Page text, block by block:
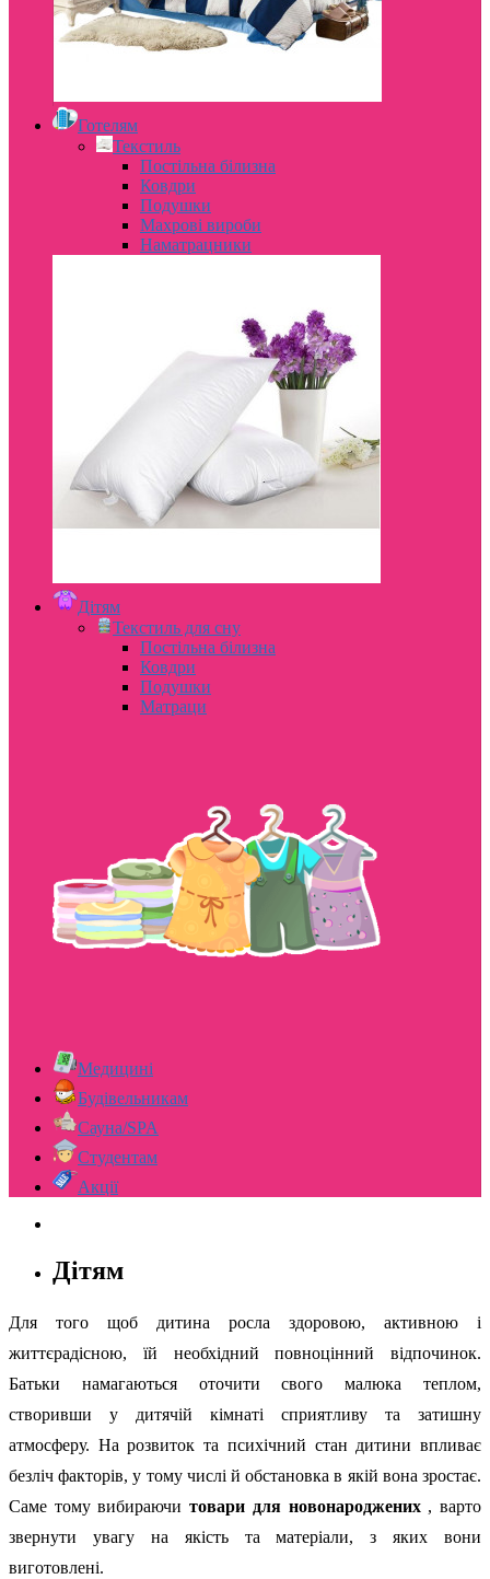
Готелям
Текстиль
Постільна білизна
Ковдри
Подушки
Махрові вироби
Наматрацники
Дітям
Текстиль для сну
Постільна білизна
Ковдри
Подушки
Матраци
Медицині
Будівельникам
Сауна/SPA
Студентам
Акції
Дітям
Для того щоб дитина росла здоровою, активною і
життєрадісною, їй необхідний повноцінний відпочинок.
Батьки намагаються оточити свого малюка теплом,
створивши у дитячій кімнаті сприятливу та затишну
атмосферу. На розвиток та психічний стан дитини впливає
безліч факторів, у тому числі й обстановка в якій вона зростає.
Саме тому вибираючитовари для новонароджених, варто
звернути увагу на якість та матеріали, з яких вони
виготовлені.